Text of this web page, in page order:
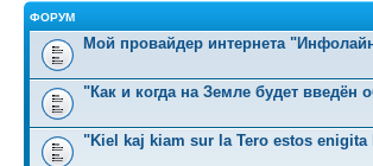
ФОРУМ
Мой провайдер интернета
"Как и когда на Земле будет введён
"Kiel kaj kiam sur la Tero estos